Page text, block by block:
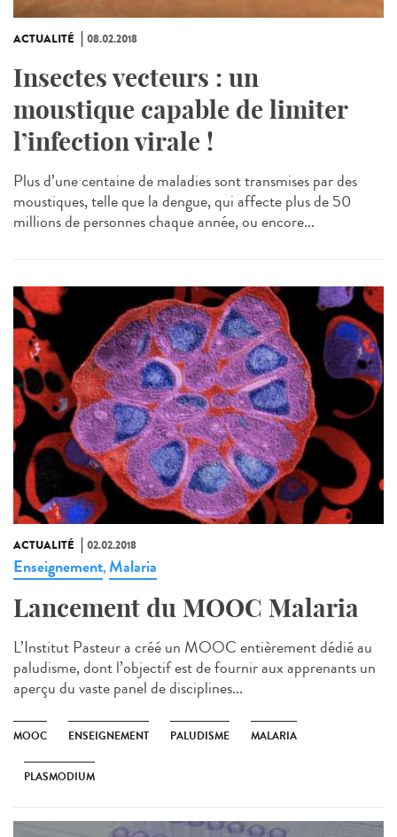
ACTUALITÉ 08.02.2018
Insectes vecteurs : un
moustique capable de limiter
l’infection virale !
Plus d’une centaine de maladies sont transmises par des
moustiques, telle que la dengue, qui affecte plus de 50
millions de personnes chaque année, ou encore...
ACTUALITÉ 02.02.2018
Enseignement,Malaria
Lancement du MOOC Malaria
L’Institut Pasteur a créé un MOOC entièrement dédié au
paludisme, dont l’objectif est de fournir aux apprenants un
aperçu du vaste panel de disciplines...
MOOC ENSEIGNEMENT PALUDISME MALARIA
PLASMODIUM